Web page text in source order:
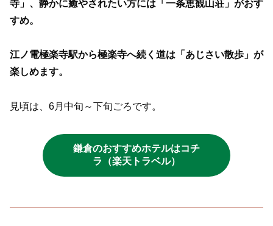
寺」、静かに癒やされたい方には「一条恵観山荘」がおす
すめ。
江ノ電極楽寺駅から極楽寺へ続く道は「あじさい散歩」が
楽しめます。
見頃は、6月中旬～下旬ごろです。
鎌倉のおすすめホテルはコチ
ラ（楽天トラベル）